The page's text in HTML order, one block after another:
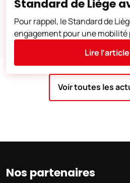
Standard de Liège
Pour rappel, le Standard de
engagement pour une mobilité plus
Lire l’article
Voir toutes les
Nos partenaires